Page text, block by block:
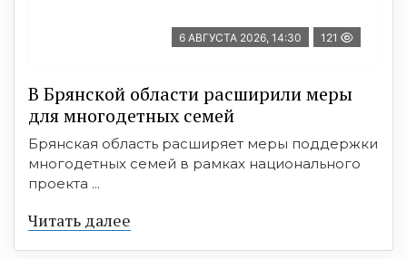
6 АВГУСТА 2026, 14:30 121
В Брянской области расширили меры
для многодетных семей
Брянская область расширяет меры поддержки
многодетных семей в рамках национального
проекта ...
Читать далее